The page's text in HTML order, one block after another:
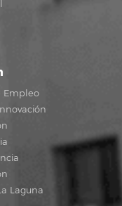
Empleo
Laguna